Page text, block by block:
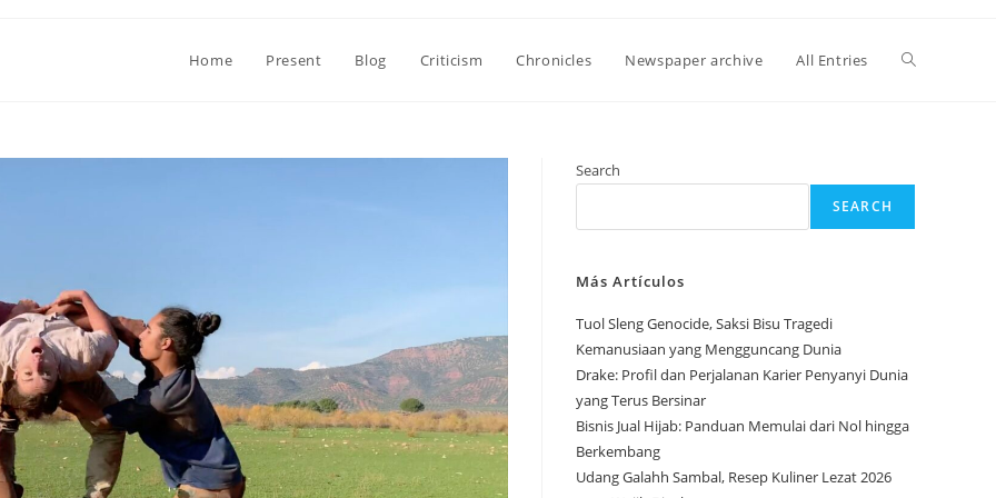
Home Present Blog Criticism Chronicles Newspaper archive All Entries Toggle
search
Search
SEARCH
Más Artículos
Tuol Sleng Genocide, Saksi Bisu Tragedi
Kemanusiaan yang Mengguncang Dunia
Drake: Profil dan Perjalanan Karier Penyanyi Dunia
yang Terus Bersinar
Bisnis Jual Hijab: Panduan Memulai dari Nol hingga
Berkembang
Udang Galahh Sambal, Resep Kuliner Lezat 2026